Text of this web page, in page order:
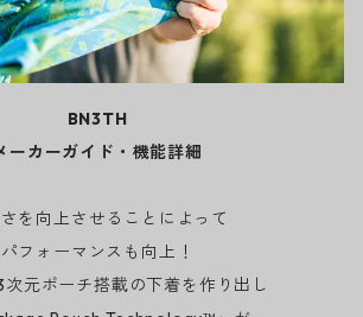
BN3TH
ーカーガイド・機能詳細
を向上させることによって
パフォーマンスも向上！
次元ポーチ搭載の下着を作り出し